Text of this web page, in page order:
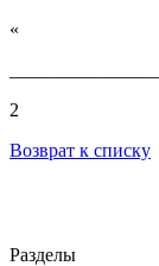
«
2
Возврат к списку
Разделы